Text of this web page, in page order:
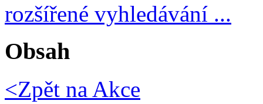
rozšířené vyhledávání ...
Obsah
<Zpět na Akce